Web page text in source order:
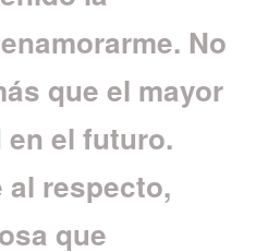
No
que el mayor
el futuro.
al respecto,
que